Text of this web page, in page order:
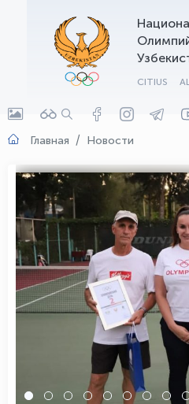
CITIUS
Главная Новости
OLYMPCHIK AI - yordamchi
Онлайн · olympic.uz